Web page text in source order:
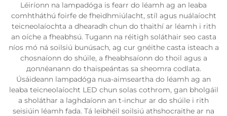
Léiríonn na lampadóga is fearr do léamh ag an leaba
comhtháthú foirfe de fheidhmiúlacht, stíl agus nuálaíocht
teicneolaíochta a dhearadh chun do thaithí ar léamh i rith
an oíche a fheabhsú. Tugann na réitigh soláthair seo casta
níos mó ná soilsiú bunúsach, ag cur gnéithe casta isteach a
chosnaíonn do shúile, a fheabhsaíonn do thoil agus a
доплéanann do thaispeántas sa sheomra codlata.
Úsáideann lampadóga nua-aimseartha do léamh ag an
leaba teicneolaíocht LED chun solas cothrom, gan bholgáil
a sholáthar a laghdaíonn an t-inchur ar do shúile i rith
seisiúin léamh fada. Tá leibhéil soilsiú athshocraithe ar na